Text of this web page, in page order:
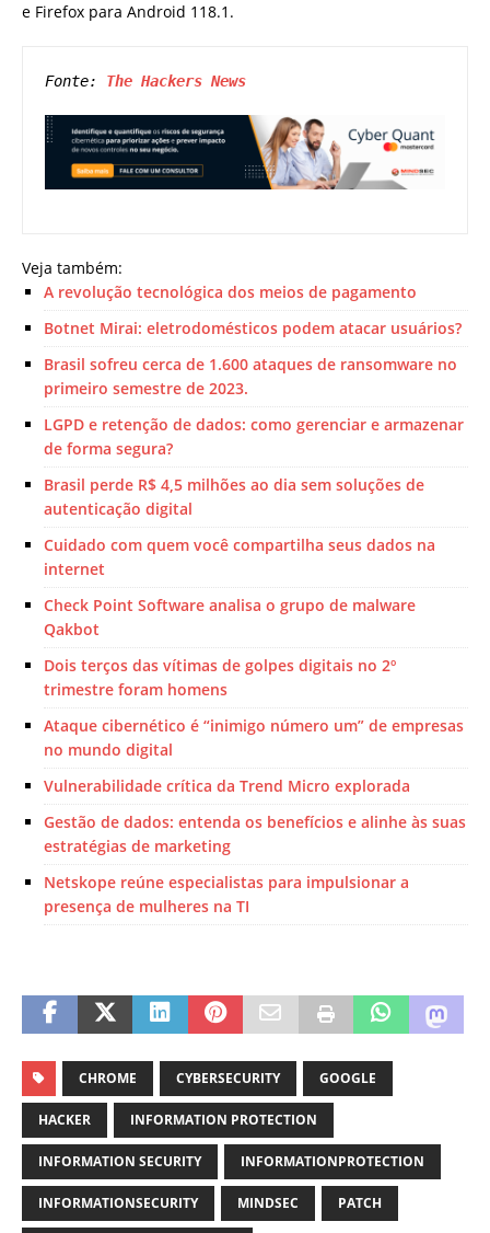
e Firefox para Android 118.1.
Fonte: The Hackers News
Veja também:
A revolução tecnológica dos meios de pagamento
Botnet Mirai: eletrodomésticos podem atacar usuários?
Brasil sofreu cerca de 1.600 ataques de ransomware no
primeiro semestre de 2023.
LGPD e retenção de dados: como gerenciar e armazenar
de forma segura?
Brasil perde R$ 4,5 milhões ao dia sem soluções de
autenticação digital
Cuidado com quem você compartilha seus dados na
internet
Check Point Software analisa o grupo de malware
Qakbot
Dois terços das vítimas de golpes digitais no 2º
trimestre foram homens
Ataque cibernético é “inimigo número um” de empresas
no mundo digital
Vulnerabilidade crítica da Trend Micro explorada
Gestão de dados: entenda os benefícios e alinhe às suas
estratégias de marketing
Netskope reúne especialistas para impulsionar a
presença de mulheres na TI
CHROME CYBERSECURITY GOOGLE
HACKER INFORMATION PROTECTION
INFORMATION SECURITY INFORMATIONPROTECTION
INFORMATIONSECURITY MINDSEC PATCH